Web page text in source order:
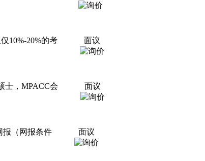
10%-20%的考
面议
士，MPACC会
面议
报（网报条件
面议